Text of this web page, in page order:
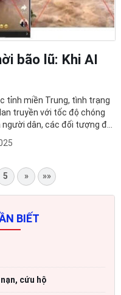
bão lũ: Khi AI
tỉnh miền Trung, tình trạng
truyền với tốc độ chóng
dân, các đối tượng đã
sạt lở, thậm chí là nạn nhân
5 » »»
BIẾT
cứu hộ